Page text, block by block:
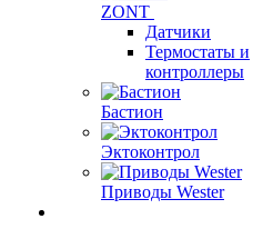
ZONT
Датчики
Термостаты и
контроллеры
Бастион
Эктоконтрол
Приводы Wester